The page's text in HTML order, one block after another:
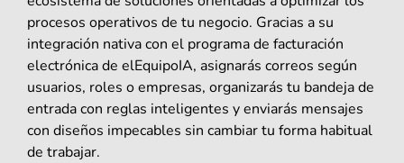
procesos operativos de tu negocio. Gracias a su
integración nativa con el programa de facturación
electrónica de elEquipoIA, asignarás correos según
usuarios, roles o empresas, organizarás tu bandeja de
entrada con reglas inteligentes y enviarás mensajes
con diseños impecables sin cambiar tu forma habitual
de trabajar.